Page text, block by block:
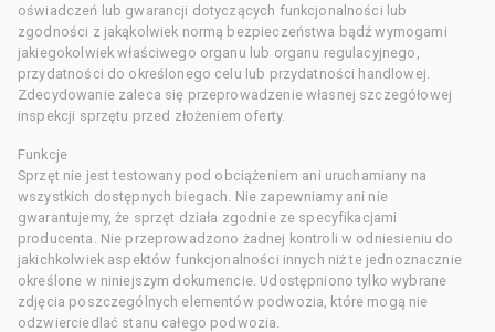
oświadczeń lub gwarancji dotyczących funkcjonalności lub
zgodności z jakąkolwiek normą bezpieczeństwa bądź wymogami
jakiegokolwiek właściwego organu lub organu regulacyjnego,
przydatności do określonego celu lub przydatności handlowej.
Zdecydowanie zaleca się przeprowadzenie własnej szczegółowej
inspekcji sprzętu przed złożeniem oferty.
Funkcje
Sprzęt nie jest testowany pod obciążeniem ani uruchamiany na
wszystkich dostępnych biegach. Nie zapewniamy ani nie
gwarantujemy, że sprzęt działa zgodnie ze specyfikacjami
producenta. Nie przeprowadzono żadnej kontroli w odniesieniu do
jakichkolwiek aspektów funkcjonalności innych niż te jednoznacznie
określone w niniejszym dokumencie. Udostępniono tylko wybrane
zdjęcia poszczególnych elementów podwozia, które mogą nie
odzwierciedlać stanu całego podwozia.